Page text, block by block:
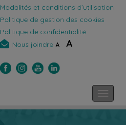
Modalités et conditions d’utilisation
Politique de gestion des cookies
Politique de confidentialité
Nous joindre A A